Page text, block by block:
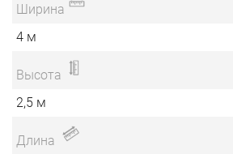
Ширина
4 м
Высота
2,5 м
Длина